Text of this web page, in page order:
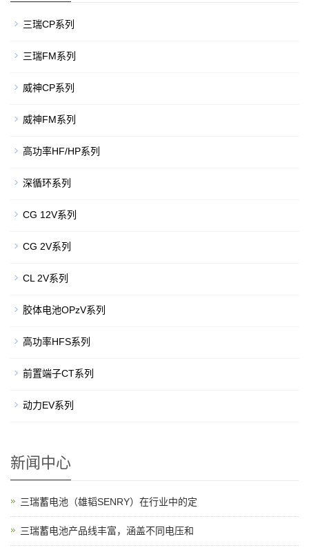
三瑞CP系列
三瑞FM系列
威神CP系列
威神FM系列
高功率HF/HP系列
深循环系列
CG 12V系列
CG 2V系列
CL 2V系列
胶体电池OPzV系列
高功率HFS系列
前置端子CT系列
动力EV系列
新闻中心
三瑞蓄电池（雄韬SENRY）在行业中的定
三瑞蓄电池产品线丰富，涵盖不同电压和